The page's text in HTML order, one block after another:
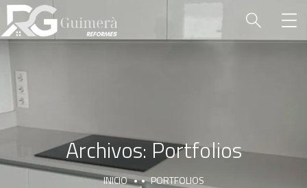
Archivos:Portfolios
INICIO PORTFOLIOS